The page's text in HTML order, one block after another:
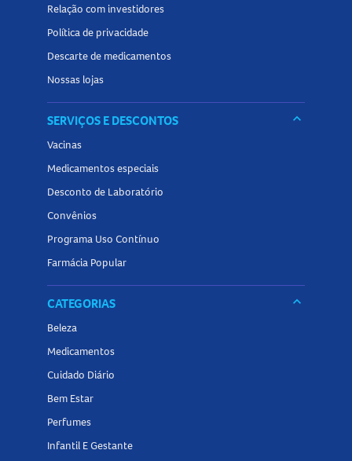
Relação com investidores
Política de privacidade
Descarte de medicamentos
Nossas lojas
SERVIÇOS E DESCONTOS keyboard_arrow_down
Vacinas
Medicamentos especiais
Desconto de Laboratório
Convênios
Programa Uso Contínuo
Farmácia Popular
CATEGORIAS keyboard_arrow_down
Beleza
Medicamentos
Cuidado Diário
Bem Estar
Perfumes
Infantil E Gestante